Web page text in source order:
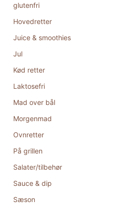
glutenfri
Hovedretter
Juice & smoothies
Jul
Kød retter
Laktosefri
Mad over bål
Morgenmad
Ovnretter
På grillen
Salater/tilbehør
Sauce & dip
Sæson